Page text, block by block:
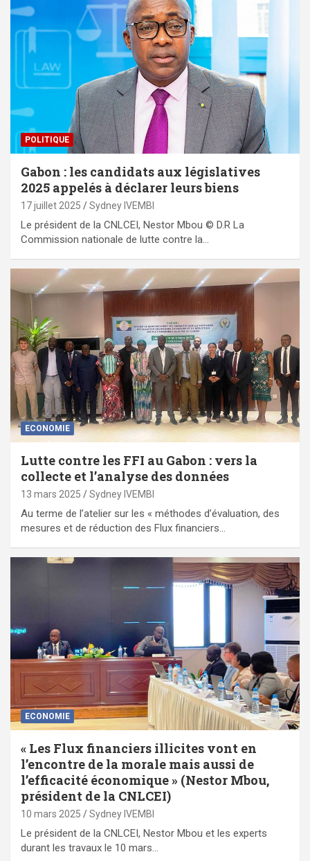
POLITIQUE
Gabon : les candidats aux législatives
2025 appelés à déclarer leurs biens
17 juillet 2025 Sydney IVEMBI
Le président de la CNLCEI, Nestor Mbou © D.R La
Commission nationale de lutte contre la…
ECONOMIE
Lutte contre les FFI au Gabon : vers la
collecte et l’analyse des données
13 mars 2025 Sydney IVEMBI
Au terme de l’atelier sur les « méthodes d’évaluation, des
mesures et de réduction des Flux financiers…
ECONOMIE
« Les Flux financiers illicites vont en
l’encontre de la morale mais aussi de
l’efficacité économique » (Nestor Mbou,
président de la CNLCEI)
10 mars 2025 Sydney IVEMBI
Le président de la CNLCEI, Nestor Mbou et les experts
durant les travaux le 10 mars…